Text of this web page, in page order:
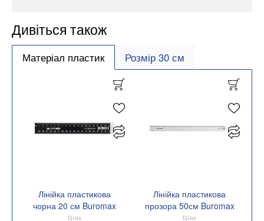
Дивіться також
Матеріал пластик Розмір 30 см
Лінійка пластикова
чорна 20 см Buromax
BM.5827-20
Ціна
Лінійка пластикова
прозора 50см Buromax
BM.5826-50
Ціна